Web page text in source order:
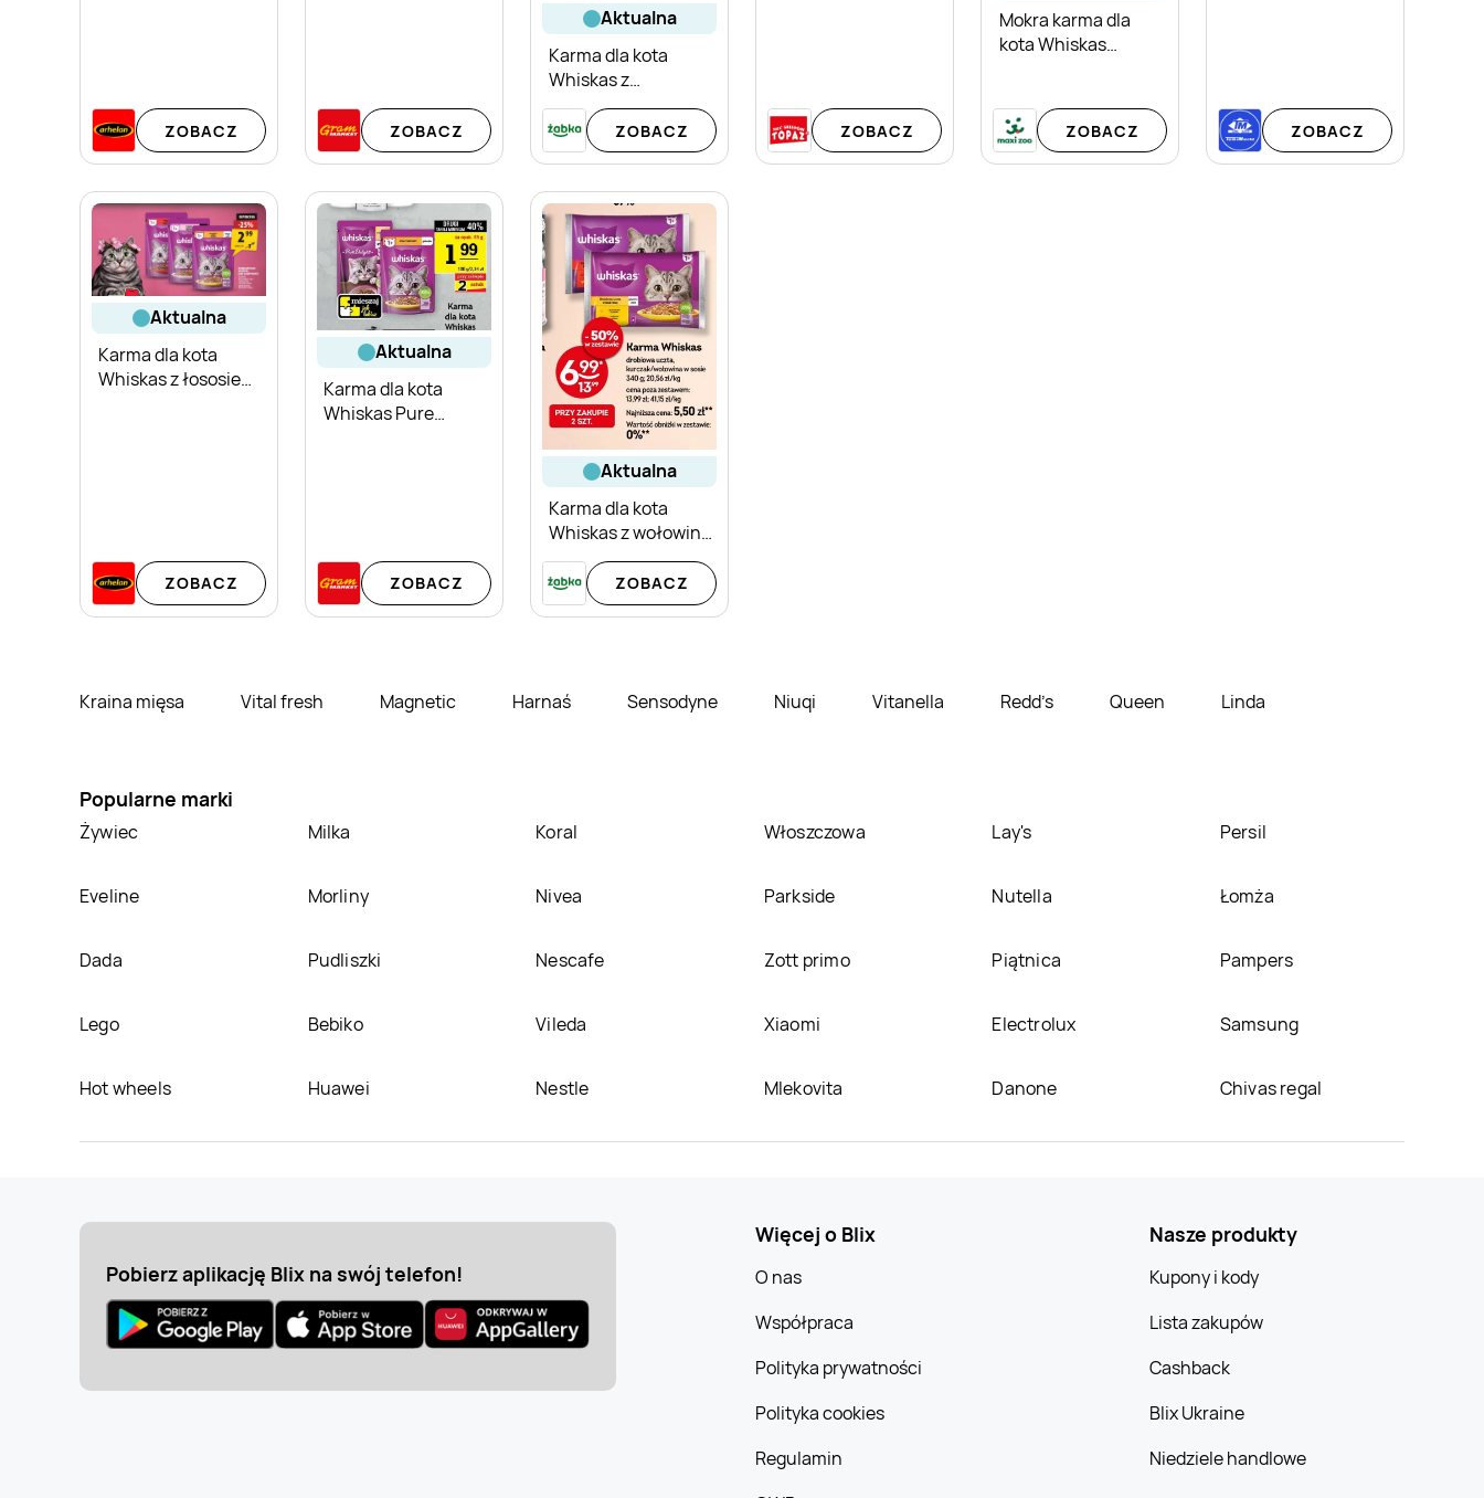
ZOBACZ ZOBACZ
aktualna
Karma dla kota
Whiskas z
kurczakiem w sosie
ZOBACZ ZOBACZ
Mokra karma dla
kota Whiskas
ZOBACZ ZOBACZ
aktualna
Karma dla kota
Whiskas z łososiem
ZOBACZ
aktualna
Karma dla kota
Whiskas Pure
ZOBACZ
aktualna
Karma dla kota
Whiskas z wołowiną
w sosie
ZOBACZ
Kraina mięsa Vital fresh Magnetic Harnaś Sensodyne Niuqi Vitanella Redd's Queen Linda
Popularne marki
Żywiec Milka Koral Włoszczowa Lay's Persil
Eveline Morliny Nivea Parkside Nutella Łomża
Dada Pudliszki Nescafe Zott primo Piątnica Pampers
Lego Bebiko Vileda Xiaomi Electrolux Samsung
Hot wheels Huawei Nestle Mlekovita Danone Chivas regal
Pobierz aplikację Blix na swój telefon!
Więcej o Blix
O nas
Współpraca
Polityka prywatności
Polityka cookies
Regulamin
Nasze produkty
Kupony i kody
Lista zakupów
Cashback
Blix Ukraine
Niedziele handlowe